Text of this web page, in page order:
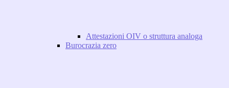
Attestazioni OIV o struttura analoga
Burocrazia zero